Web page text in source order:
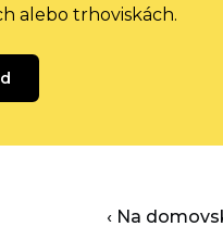
alebo trhoviskách.
‹ Na